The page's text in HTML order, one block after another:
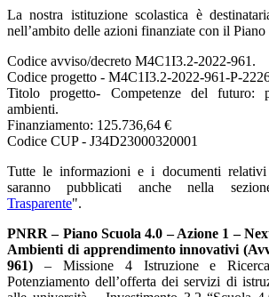
La nostra istituzione scolastica è
nell’ambito delle azioni finanziate con il
Codice avviso/decreto M4C1I3.2-2022-961.
Codice progetto - M4C1I3.2-2022-961-P-
Titolo progetto- Competenze del futuro:
ambienti.
Finanziamento: 125.736,64 €
Codice CUP - J34D23000320001
Tutte le informazioni e i documenti relativi
saranno pubblicati anche nella
Trasparente".
PNRR – Piano Scuola 4.0 – Azione 1 –
Ambienti di apprendimento innovativi
961) – Missione 4 Istruzione e
Potenziamento dell’offerta dei servizi di